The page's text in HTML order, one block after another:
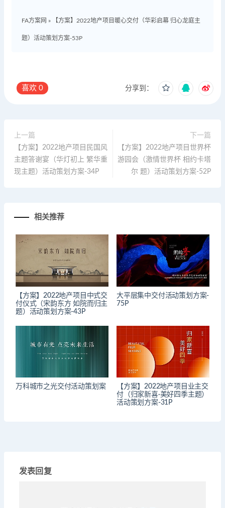
FA方案网 » 【方案】2022地产项目暖心交付（华彩启幕 归心龙庭主
题）活动策划方案-53P
喜欢 0 分享到：
上一篇
【方案】2022地产项目民国风
主题答谢宴（华灯初上 繁华重
现主题）活动策划方案-34P
下一篇
【方案】2022地产项目世界杯
游园会（激情世界杯 相约卡塔
尔 题）活动策划方案-52P
相关推荐
【方案】2022地产项目中式交
付仪式（宋韵东方 如院而归主
题）活动策划方案-43P
大平层集中交付活动策划方案-
75P
万科城市之光交付活动策划案
【方案】2022地产项目业主交
付（归家新喜·美好四季主题）
活动策划方案-31P
发表回复